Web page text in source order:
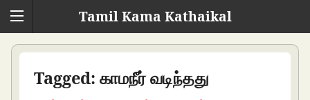
Tamil Kama Kathaikal
Tagged: காமநீர் வடிந்தது